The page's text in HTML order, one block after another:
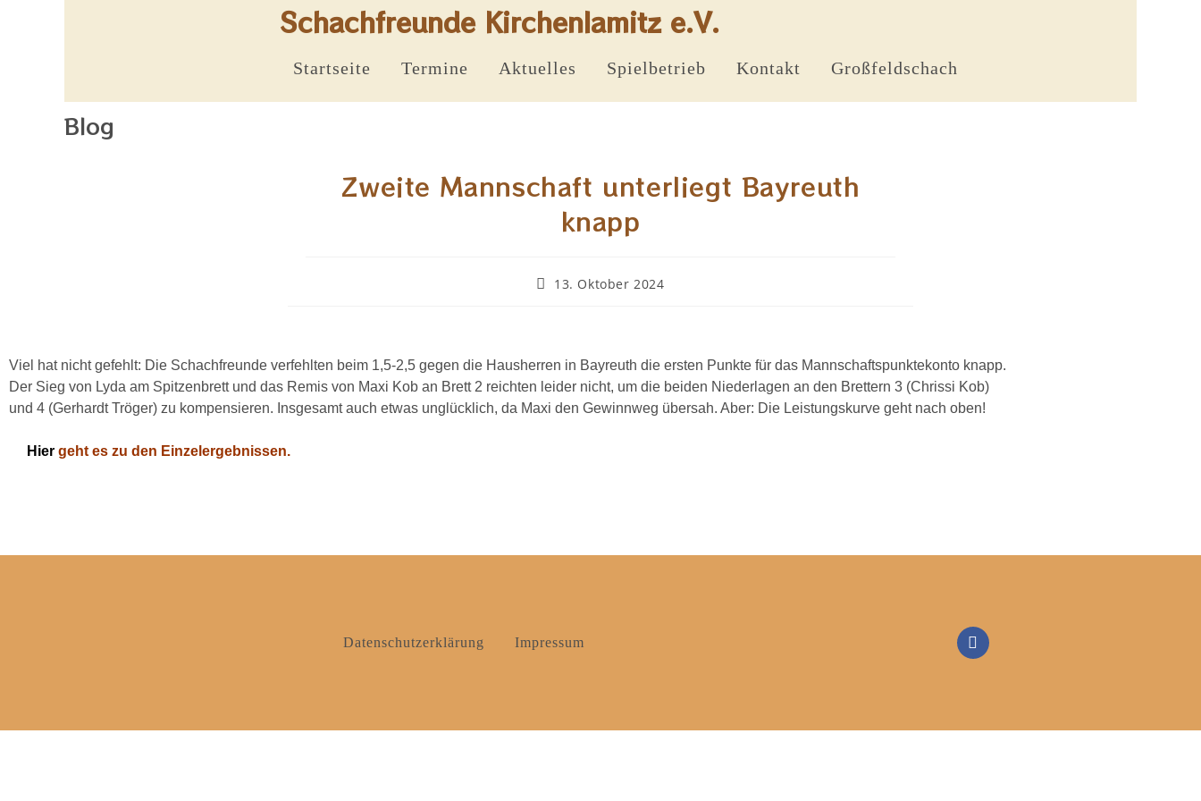
Schachfreunde Kirchenlamitz e.V.
Startseite Termine Aktuelles Spielbetrieb Kontakt Großfeldschach
Blog
Zweite Mannschaft unterliegt Bayreuth
knapp
13. Oktober 2024
Viel hat nicht gefehlt: Die Schachfreunde verfehlten beim 1,5-2,5 gegen die Hausherren in Bayreuth die ersten Punkte für das Mannschaftspunktekonto knapp.
Der Sieg von Lyda am Spitzenbrett und das Remis von Maxi Kob an Brett 2 reichten leider nicht, um die beiden Niederlagen an den Brettern 3 (Chrissi Kob)
und 4 (Gerhardt Tröger) zu kompensieren. Insgesamt auch etwas unglücklich, da Maxi den Gewinnweg übersah. Aber: Die Leistungskurve geht nach oben!
Hier geht es zu den Einzelergebnissen.
Datenschutzerklärung Impressum